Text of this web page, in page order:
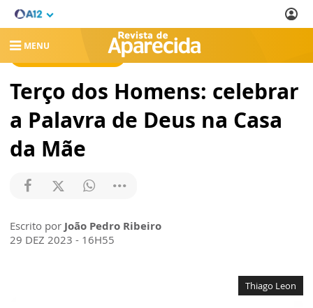
MENU
REVISTA DE APARECIDA
Terço dos Homens: celebrar
a Palavra de Deus na Casa
da Mãe
Escrito por João Pedro Ribeiro
29 DEZ 2023 - 16H55
Thiago Leon